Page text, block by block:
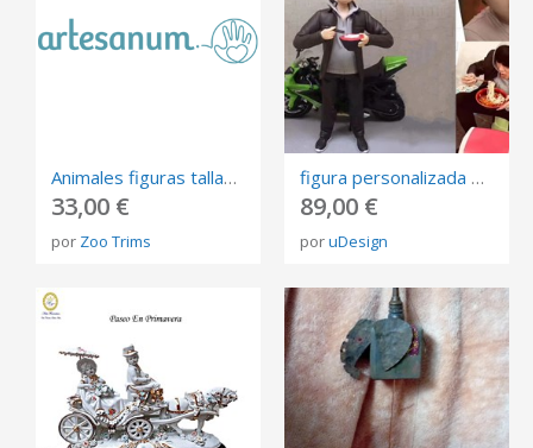
Animales figuras talladas esculturas madera regalo
33,00 €
por Zoo Trims
figura personalizada de fotos, 3D retrato Biscuit, muñeca de arte mini me personalizada
89,00 €
poruDesign